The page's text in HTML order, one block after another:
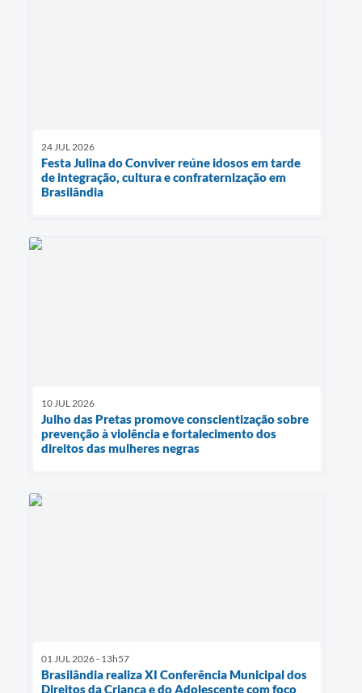
24 JUL 2026
Festa Julina do Conviver reúne idosos em tarde
de integração, cultura e confraternização em
Brasilândia
10 JUL 2026
Julho das Pretas promove conscientização sobre
prevenção à violência e fortalecimento dos
direitos das mulheres negras
01 JUL 2026 - 13h57
Brasilândia realiza XI Conferência Municipal dos
Direitos da Criança e do Adolescente com foco